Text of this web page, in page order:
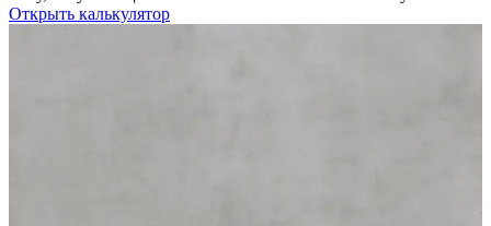
Открыть калькулятор